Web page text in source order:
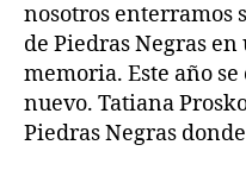
nosotros enterramos
de Piedras Negras
memoria. Este año
nuevo. Tatiana
Piedras Negras